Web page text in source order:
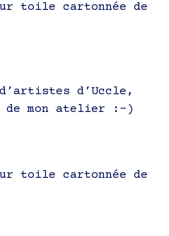
toile cartonnée de
d’Uccle,
mon atelier :-)
toile cartonnée de